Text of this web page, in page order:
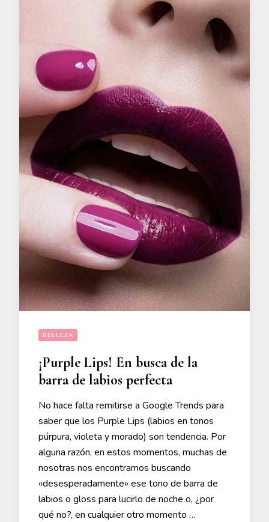
BELLEZA
¡Purple Lips! En busca de la
barra de labios perfecta
No hace falta remitirse a Google Trends para
saber que los Purple Lips (labios en tonos
púrpura, violeta y morado) son tendencia. Por
alguna razón, en estos momentos, muchas de
nosotras nos encontramos buscando
«desesperadamente» ese tono de barra de
labios o gloss para lucirlo de noche o, ¿por
qué no?, en cualquier otro momento …